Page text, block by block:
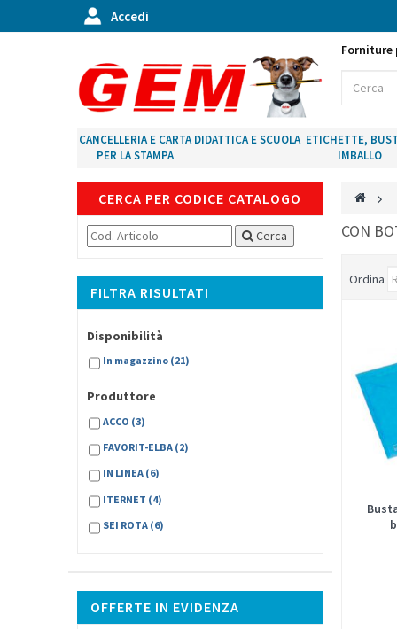
Accedi
Forniture
CANCELLERIA E CARTA
PER LA STAMPA
DIDATTICA E SCUOLA ETICHETTE,
IMBALLO
CERCA PER CODICE CATALOGO
Cerca
FILTRA RISULTATI
Disponibilità
In magazzino (21)
Produttore
ACCO (3)
FAVORIT-ELBA (2)
IN LINEA (6)
ITERNET (4)
SEI ROTA (6)
OFFERTE IN EVIDENZA
>
CON
Ordina